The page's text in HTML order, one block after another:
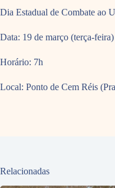
Dia Estadual de Combate ao
Data: 19 de março (terça-feira)
Horário: 7h
Local: Ponto de Cem Réis
Relacionadas